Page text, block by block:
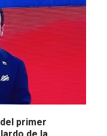
primer
de la